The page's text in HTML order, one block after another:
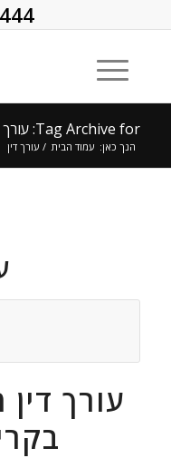
Tag Archive for: עורך דין
הנך כאן: עמוד הבית / עורך דין
עורך